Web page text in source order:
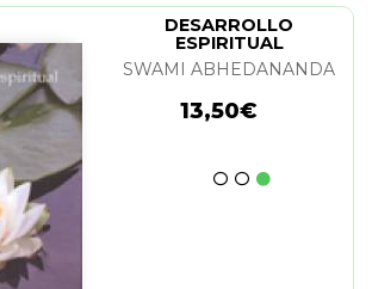
DESARROLLO
ESPIRITUAL
SWAMI ABHEDANANDA
13,50€